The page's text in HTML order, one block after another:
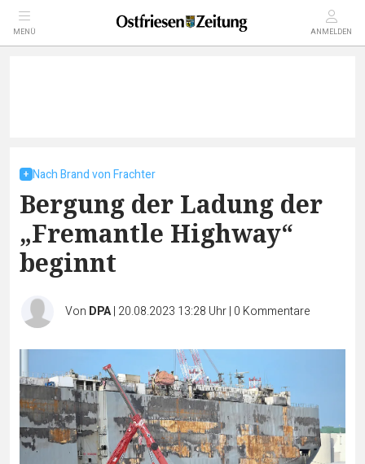
MENÜ ANMELDEN
Nach Brand von Frachter
Bergung der Ladung der
„Fremantle Highway“
beginnt
Von DPA| 20.08.2023 13:28 Uhr| 0 Kommentare